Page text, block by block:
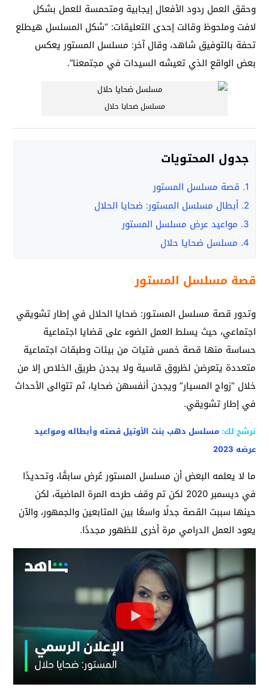
وحقق العمل ردود الأفعال إيجابية ومتحمسة للعمل بشكل
لافت وملحوظ وقالت إحدى التعليقات: “شكل المسلسل هيطلع
تحفة بالتوفيق شاهد، وقال آخر: مسلسل المستور يعكس
بعض الواقع الذي تعيشه السيدات في مجتمعنا”.
مسلسل ضحايا حلال
جدول المحتويات
1. قصة مسلسل المستور
2. أبطال مسلسل المستور: ضحايا الحلال
3. مواعيد عرض مسلسل المستور
4. مسلسل ضحايا حلال
قصة مسلسل المستور
وتدور قصة مسلسل المستـور: ضحايا الحلال في إطار تشويقي
اجتماعي، حيث يسلط العمل الضوء على قضايا اجتماعية
حساسة منها قصة خمس فتيات من بيئات وطبقات اجتماعية
متعددة يتعرضن لظروق قاسية ولا يجدن طريق الخلاص إلا من
خلال “زواج المسيار” ويجدن أنفسهن ضحايا، ثم تتوالى الأحداث
في إطار تشويقي.
نرشح لك:مسلسل دهب بنت الأوتيل قصته وأبطاله ومواعيد
عرضه 2023
ما لا يعلمه البعض أن مسلسل المستور عُرض سابقًا، وتحديدًا
في ديسمبر 2020 لكن تم وقف طرحه المرة الماضية، لكن
حينها سببت القصة جدلًا واسعًا بين المتابعين والجمهور، والآن
يعود العمل الدرامي مرة أخرى للظهور مجددًا.